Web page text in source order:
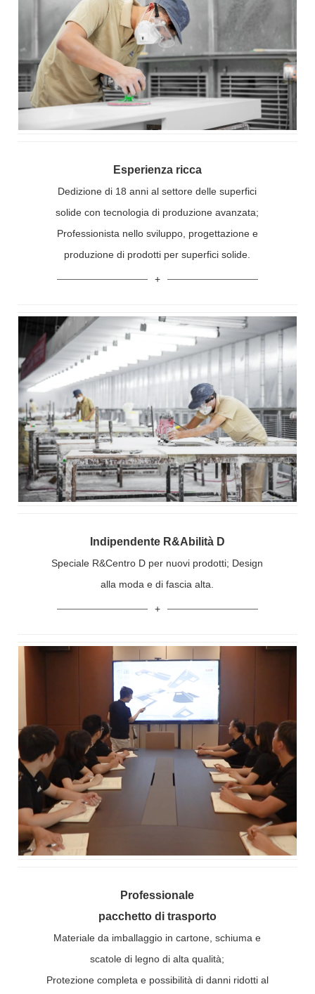
Esperienza ricca
Dedizione di 18 anni al settore delle superfici
solide con tecnologia di produzione avanzata;
Professionista nello sviluppo, progettazione e
produzione di prodotti per superfici solide.
Indipendente R&Abilità D
Speciale R&Centro D per nuovi prodotti; Design
alla moda e di fascia alta.
Professionale
pacchetto di trasporto
Materiale da imballaggio in cartone, schiuma e
scatole di legno di alta qualità;
Protezione completa e possibilità di danni ridotti al